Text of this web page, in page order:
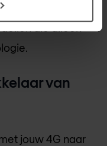
die
van
jouw 4G naar